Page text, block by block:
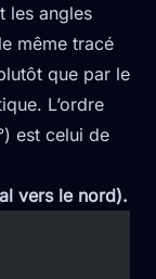
les angles
même tracé
que par le
L’ordre
est celui de
vers le nord).